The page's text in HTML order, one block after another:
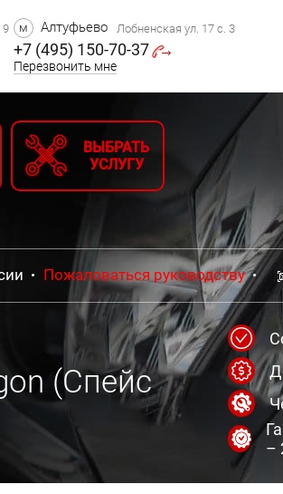
9 м Алтуфьево Лобненская ул. 17 с. 3
+7 (495) 150-70-37
Перезвонить мне
ВЫБРАТЬ
УСЛУГУ
Пожаловаться руководству
(Спейс
–